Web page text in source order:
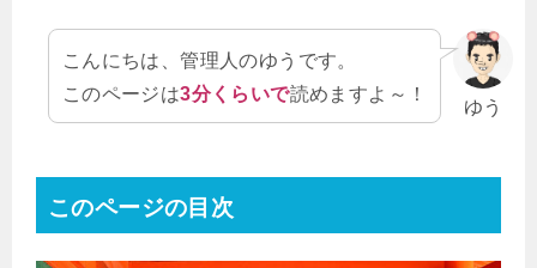
ゆう
こんにちは、管理人のゆうです。
このページは3分くらいで読めますよ～！
このページの目次